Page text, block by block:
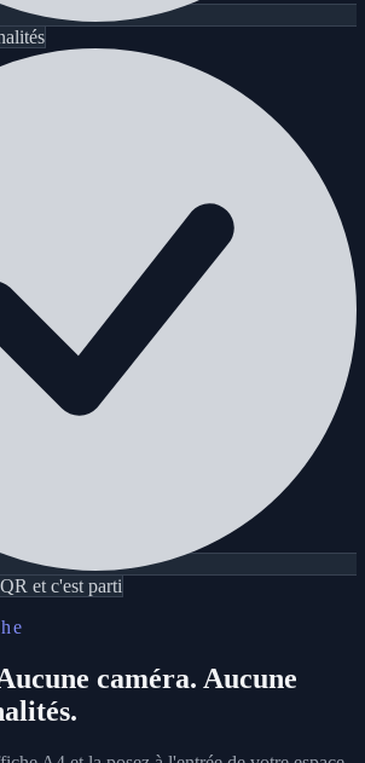
et c'est parti
caméra. Aucune